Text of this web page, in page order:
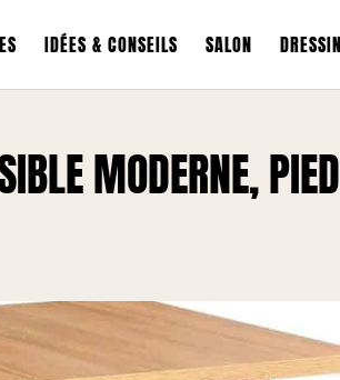
IDÉES & CONSEILS SALON
MODERNE,